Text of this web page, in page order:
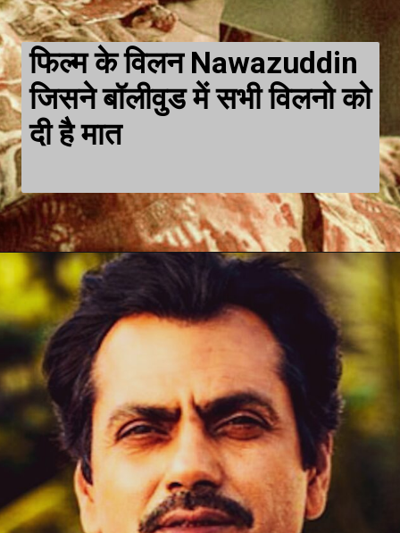
फिल्म के विलन Nawazuddin
जिसने बॉलीवुड में सभी विलनो को
दी है मात